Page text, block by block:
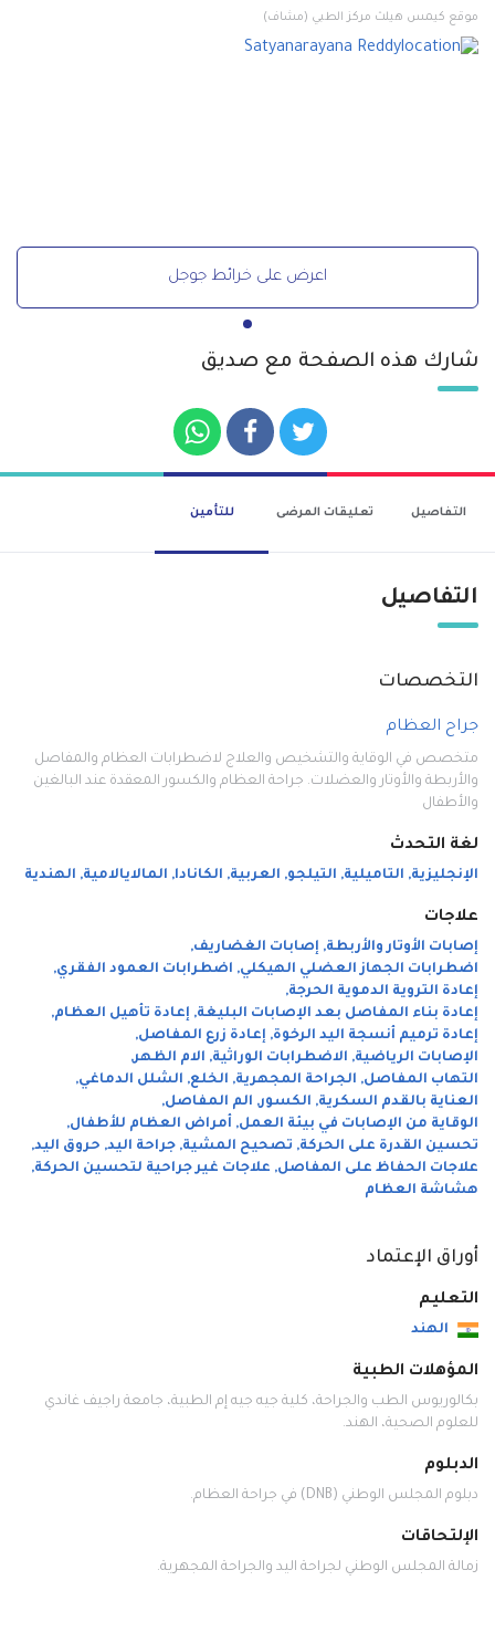
موقع كيمس هيلث مركز الطبي (مشاف)
اعرض على خرائط جوجل
شارك هذه الصفحة مع صديق
التفاصيل تعليقات المرضى للتأمين
التفاصيل
التخصصات
جراح العظام
متخصص في الوقاية والتشخيص والعلاج لاضطرابات العظام والمفاصل
والأربطة والأوتار والعضلات. جراحة العظام والكسور المعقدة عند البالغين
والأطفال
لغة التحدث
الإنجليزية, التاميلية, التيلجو, العربية, الكانادا, المالايالامية, الهندية
علاجات
إصابات الأوتار والأربطة, إصابات الغضاريف,
اضطرابات الجهاز العضلي الهيكلي, اضطرابات العمود الفقري,
إعادة التروية الدموية الحرجة,
إعادة بناء المفاصل بعد الإصابات البليغة, إعادة تأهيل العظام,
إعادة ترميم أنسجة اليد الرخوة, إعادة زرع المفاصل,
الإصابات الرياضية, الاضطرابات الوراثية, الام الظهر,
التهاب المفاصل, الجراحة المجهرية, الخلع, الشلل الدماغي,
العناية بالقدم السكرية, الكسور, الم المفاصل,
الوقاية من الإصابات في بيئة العمل, أمراض العظام للأطفال,
تحسين القدرة على الحركة, تصحيح المشية, جراحة اليد, حروق اليد,
علاجات الحفاظ على المفاصل, علاجات غير جراحية لتحسين الحركة,
هشاشة العظام
أوراق الإعتماد
التعليم
الهند
المؤهلات الطبية
بكالوريوس الطب والجراحة، كلية جيه جيه إم الطبية، جامعة راجيف غاندي
للعلوم الصحية، الهند.
الدبلوم
دبلوم المجلس الوطني (DNB) في جراحة العظام.
الإلتحاقات
زمالة المجلس الوطني لجراحة اليد والجراحة المجهرية.